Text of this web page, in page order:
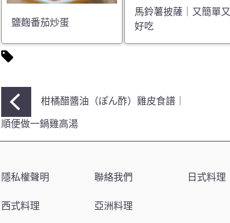
鹽麴番茄炒蛋
馬鈴薯披薩｜又簡單又
好吃
文
章
導
柑橘醋醬油（ぽん酢）雞皮食譜｜
順便做一鍋雞高湯
隱私權聲明 聯絡我們 日式料理
西式料理 亞洲料理